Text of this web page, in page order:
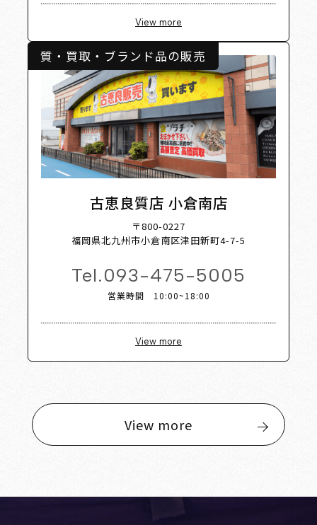
View more
質・買取・ブランド品の販売
古恵良質店 小倉南店
〒800-0227
福岡県北九州市小倉南区津田新町4-7-5
Tel.093-475-5005
営業時間 10:00~18:00
View more
View more